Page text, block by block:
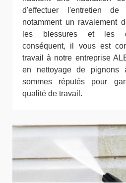
d'effectuer l'entretien
notamment un ravalement
les blessures et les
conséquent, il vous est
travail à notre entreprise
en nettoyage de pignons
sommes réputés pour
qualité de travail.